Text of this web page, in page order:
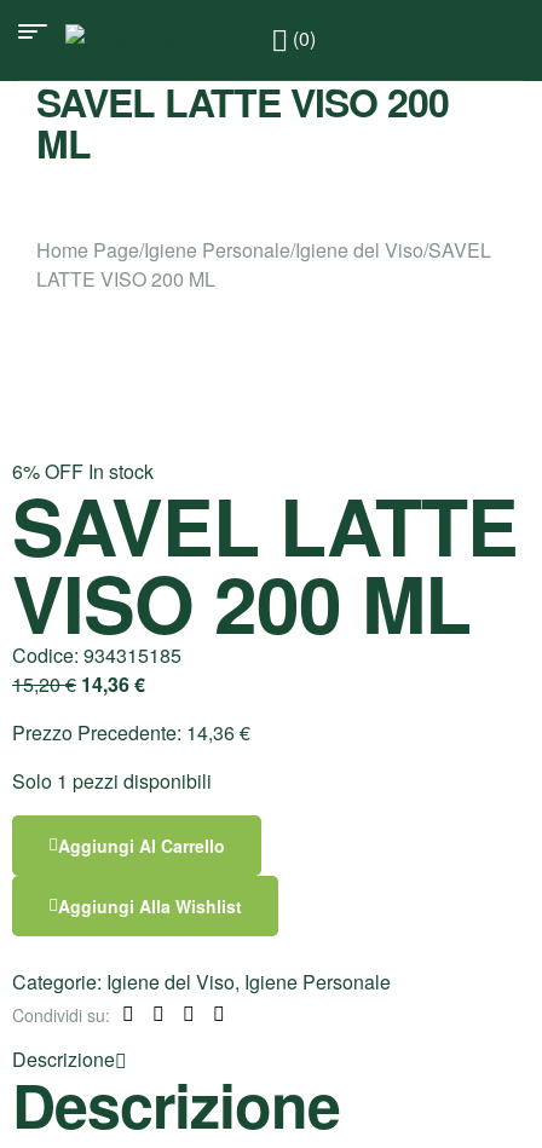
(0)
SAVEL LATTE VISO 200
ML
Home Page/Igiene Personale/Igiene del Viso/SAVEL
LATTE VISO 200 ML
6% OFF In stock
SAVEL LATTE
VISO 200 ML
Codice: 934315185
15,20€ 14,36€
Prezzo Precedente: 14,36€
Solo 1 pezzi disponibili
Aggiungi Al Carrello
Aggiungi Alla Wishlist
Categorie: Igiene del Viso, Igiene Personale
Condividi su:
Facebook
TwitterLinkedinPinterest
Descrizione
Descrizione